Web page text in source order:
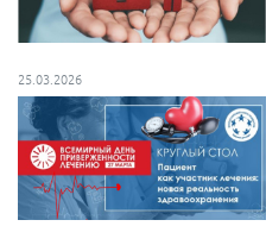
25.03.2026